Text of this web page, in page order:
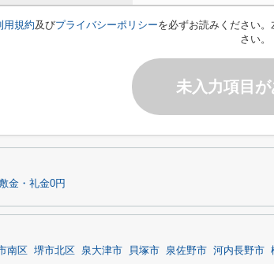
用規約及びプライバシーポリシーを必ずお読みください
さい。
未入力項目
金・礼金0円
南区 堺市北区 泉大津市 貝塚市 泉佐野市 河内長野市